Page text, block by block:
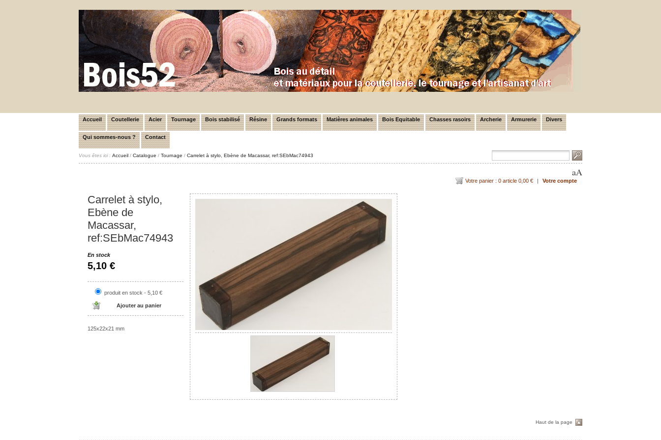
Accueil Coutellerie Acier Tournage Bois stabilisé Résine Grands formats Matières animales Bois Equitable Chasses rasoirs Archerie Armurerie Divers
Qui sommes-nous ? Contact
Vous êtes ici : Accueil / Catalogue / Tournage / Carrelet à stylo, Ebène de Macassar, ref:SEbMac74943
aA
Votre panier : 0 article 0,00 € | Votre compte
Carrelet à stylo,
Ebène de
Macassar,
ref:SEbMac74943
En stock
5,10 €
produit en stock - 5,10 €
125x22x21 mm
Haut de la page